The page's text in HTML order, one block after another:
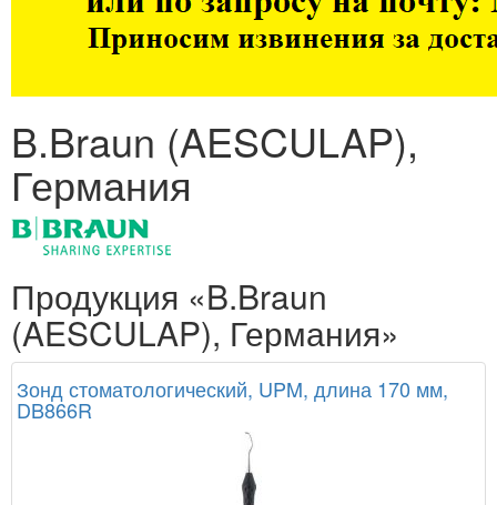
B.Braun (AESCULAP),
Германия
Продукция «B.Braun
(AESCULAP), Германия»
Зонд стоматологический, UPM, длина 170 мм,
DB866R